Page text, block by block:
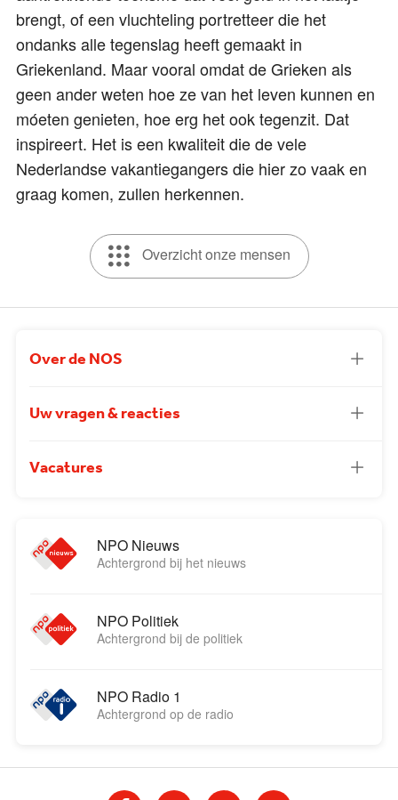
brengt, of een vluchteling portretteer die het
ondanks alle tegenslag heeft gemaakt in
Griekenland. Maar vooral omdat de Grieken als
geen ander weten hoe ze van het leven kunnen en
móeten genieten, hoe erg het ook tegenzit. Dat
inspireert. Het is een kwaliteit die de vele
Nederlandse vakantiegangers die hier zo vaak en
graag komen, zullen herkennen.
Overzicht onze mensen
Over de NOS
Uw vragen & reacties
Vacatures
NPO Nieuws
Achtergrond bij het nieuws
NPO Politiek
Achtergrond bij de politiek
NPO Radio 1
Achtergrond op de radio